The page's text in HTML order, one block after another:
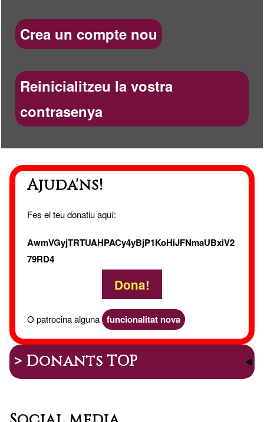
Crea un compte nou
Reinicialitzeu la vostra
contrasenya
Ajuda'ns!
Fes el teu donatiu aquí:
AwmVGyjTRTUAHPACy4yBjP1KoHiJFNmaUBxiV2
79RD4
Dona!
O patrocina alguna funcionalitat nova
> Donants TOP